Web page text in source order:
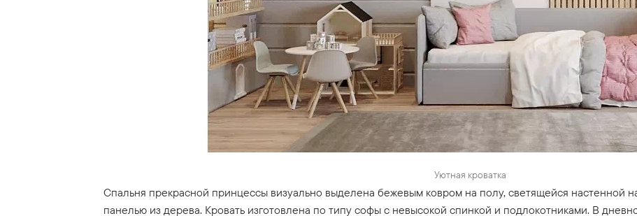
Уютная кроватка
Спальня прекрасной принцессы визуально выделена бежевым ковром на полу, светящейся настенной
панелью из дерева. Кровать изготовлена по типу софы с невысокой спинкой и подлокотниками. В